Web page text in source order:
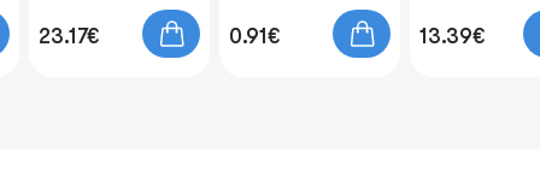
23.17€ 0.91€ 13.39€